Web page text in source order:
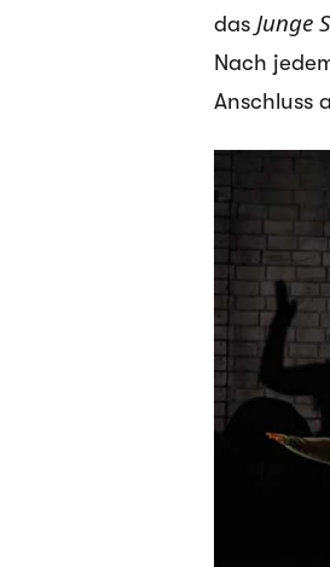
das Junge
Nach
Anschluss